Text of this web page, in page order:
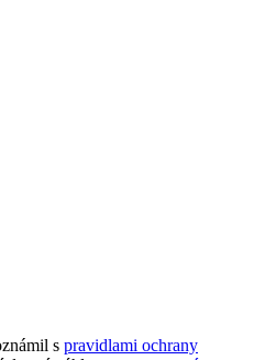
s pravidlami ochrany